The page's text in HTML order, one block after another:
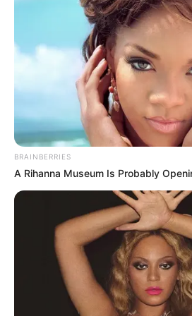
ΔΗΜΟΦΙΛΗ ΑΡΘΡΑ
BRAINBERRIES
A Rihanna Museum Is Probably